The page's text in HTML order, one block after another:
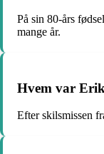
På sin 80-års
mange år.
Hvem var
Efter skilsmissen